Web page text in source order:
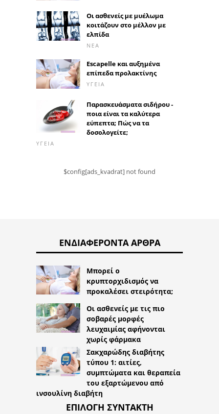
Οι ασθενείς με μυέλωμα
κοιτάζουν στο μέλλον με
ελπίδα
ΝΈΑ
Escapelle και αυξημένα
επίπεδα προλακτίνης
ΥΓΕΊΑ
Παρασκευάσματα σιδήρου -
ποια είναι τα καλύτερα
εύπεπτα; Πώς να τα
δοσολογείτε;
ΥΓΕΊΑ
$config[ads_kvadrat] not found
ΕΝΔΙΑΦΈΡΟΝΤΑ ΆΡΘΡΑ
Μπορεί ο
κρυπτορχιδισμός να
προκαλέσει στειρότητα;
Οι ασθενείς με τις πιο
σοβαρές μορφές
λευχαιμίας αφήνονται
χωρίς φάρμακα
Σακχαρώδης διαβήτης
τύπου 1: αιτίες,
συμπτώματα και θεραπεία
του εξαρτώμενου από
ινσουλίνη διαβήτη
ΕΠΙΛΟΓΉ ΣΥΝΤΆΚΤΗ